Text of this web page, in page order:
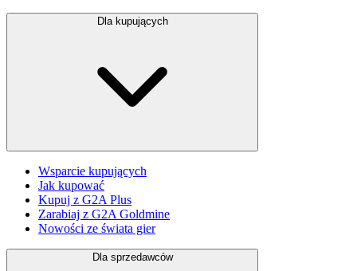
Dla kupujących
Wsparcie kupujących
Jak kupować
Kupuj z G2A Plus
Zarabiaj z G2A Goldmine
Nowości ze świata gier
Dla sprzedawców